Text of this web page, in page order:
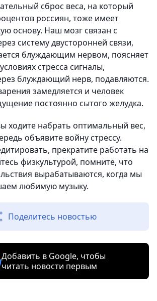
сброс веса, на который
россиян, тоже имеет
основу. Наш мозг связан с
систему двусторонней связи,
блуждающим нервом, поясняет
стресса сигналы,
блуждающий нерв, подавляются.
замедляется и человек
постоянно сытого желудка.
ходите набрать оптимальный вес,
объявите войну стрессу.
прекратите работать на
физкультурой, помните, что
вырабатываются, когда мы
любимую музыку.
Поделитесь новостью
Добавить в Google, чтобы
читать новости первым